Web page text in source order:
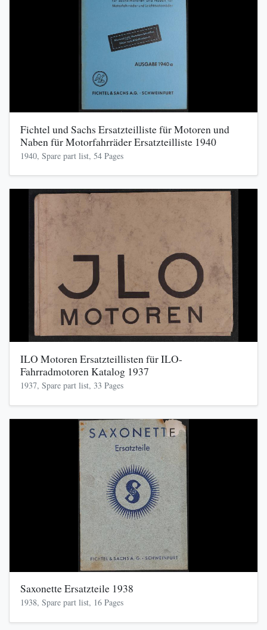
Fichtel und Sachs Ersatzteilliste für Motoren und
Naben für Motorfahrräder Ersatzteilliste 1940
1940, Spare part list, 54 Pages
ILO Motoren Ersatzteillisten für ILO-
Fahrradmotoren Katalog 1937
1937, Spare part list, 33 Pages
Saxonette Ersatzteile 1938
1938, Spare part list, 16 Pages